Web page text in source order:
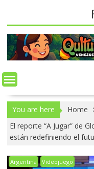
You are here Home
El reporte “A Jugar” de
están redefiniendo el
Argentina Videojuego